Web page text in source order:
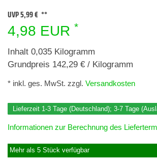
UVP 5,99 €
4,98 EUR *
Inhalt 0,035 Kilogramm
Grundpreis 142,29 € / Kilogramm
* inkl. ges. MwSt. zzgl. Versandkosten
Lieferzeit 1-3 Tage (Deutschland); 3-7 Tage
Informationen zur Berechnung des
Mehr als 5 Stück verfügbar